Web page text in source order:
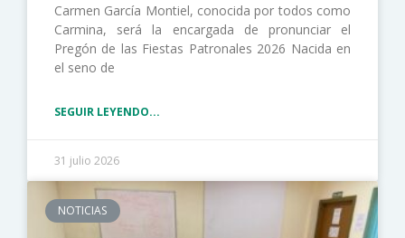
Carmen García Montiel, conocida por todos como
Carmina, será la encargada de pronunciar el
Pregón de las Fiestas Patronales 2026 Nacida en
el seno de
SEGUIR LEYENDO...
31 julio 2026
NOTICIAS